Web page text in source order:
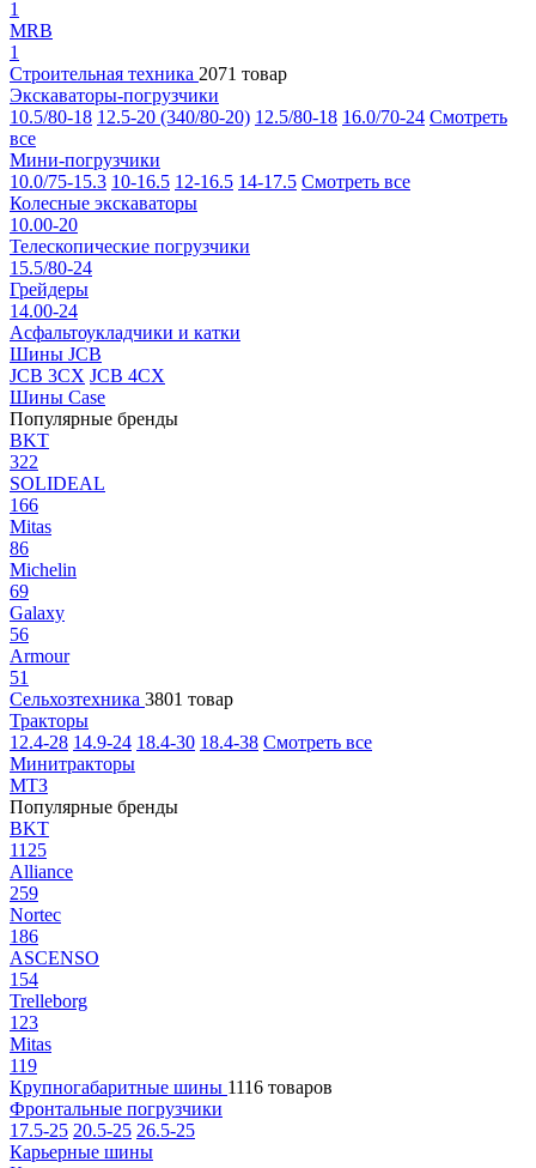
1
MRB
1
Строительная техника 2071 товар
Экскаваторы-погрузчики
10.5/80-18 12.5-20 (340/80-20) 12.5/80-18 16.0/70-24 Смотреть
все
Мини-погрузчики
10.0/75-15.3 10-16.5 12-16.5 14-17.5 Смотреть все
Колесные экскаваторы
10.00-20
Телескопические погрузчики
15.5/80-24
Грейдеры
14.00-24
Асфальтоукладчики и катки
Шины JCB
JCB 3CX JCB 4CX
Шины Case
Популярные бренды
BKT
322
SOLIDEAL
166
Mitas
86
Michelin
69
Galaxy
56
Armour
51
Сельхозтехника 3801 товар
Тракторы
12.4-28 14.9-24 18.4-30 18.4-38 Смотреть все
Минитракторы
МТЗ
Популярные бренды
BKT
1125
Alliance
259
Nortec
186
ASCENSO
154
Trelleborg
123
Mitas
119
Крупногабаритные шины 1116 товаров
Фронтальные погрузчики
17.5-25 20.5-25 26.5-25
Карьерные шины